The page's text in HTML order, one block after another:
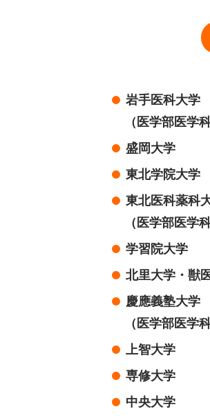
岩手医科大学
（医学部医学科
盛岡大学
東北学院大学
東北医科薬科
（医学部医学科
学習院大学
北里大学・獣
慶應義塾大学
（医学部医学科
上智大学
専修大学
中央大学